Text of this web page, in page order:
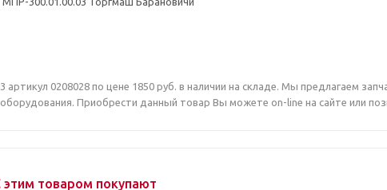
0208028 по цене 1850 руб. в наличии на складе. Мы предлагаем
Приобрести данный товар Вы можете on-line на сайте или
этим товаром покупают